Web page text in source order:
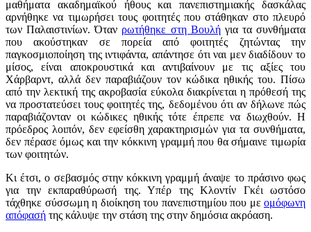
μαθήματα ακαδημαϊκού ήθους και πανεπιστημιακής δασκάλας
αρνήθηκε να τιμωρήσει τους φοιτητές που στάθηκαν στο πλευρό
των Παλαιστινίων. Όταν ρωτήθηκε στη Βουλήγια τα συνθήματα
που ακούστηκαν σε πορεία από φοιτητές ζητώντας την
παγκοσμιοποίηση της ιντιφάντα, απάντησε ότι ναι μεν διαδίδουν το
μίσος, είναι αποκρουστικά και αντιβαίνουν με τις αξίες του
Χάρβαρντ, αλλά δεν παραβιάζουν τον κώδικα ηθικής του. Πίσω
από την λεκτική της ακροβασία εύκολα διακρίνεται η πρόθεσή της
να προστατεύσει τους φοιτητές της, δεδομένου ότι αν δήλωνε πώς
παραβιάζονταν οι κώδικες ηθικής τότε έπρεπε να διωχθούν. Η
πρόεδρος λοιπόν, δεν εφείσθη χαρακτηρισμών για τα συνθήματα,
δεν πέρασε όμως και την κόκκινη γραμμή που θα σήμαινε τιμωρία
των φοιτητών.
Κι έτσι, ο σεβασμός στην κόκκινη γραμμή άναψε το πράσινο φως
για την εκπαραθύρωσή της. Υπέρ της Κλοντίν Γκέι ωστόσο
τάχθηκε σύσσωμη η διοίκηση του πανεπιστημίου που με ομόφωνη
απόφασή της κάλυψε την στάση της στην δημόσια ακρόαση.